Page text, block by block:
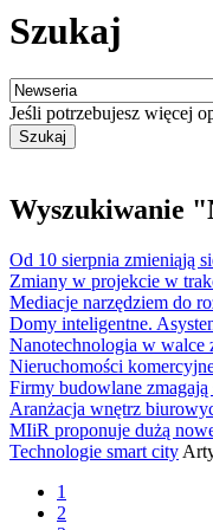
Szukaj
Jeśli potrzebujesz więcej
Wyszukiwanie
Od 10 sierpnia zmieniąją
Zmiany w projekcie w
Mediacje narzędziem do
Domy inteligentne.
Nanotechnologia w walce
Nieruchomości
Firmy budowlane
Aranżacja wnętrz
MIiR proponuje dużą
Technologie smart city
1
2